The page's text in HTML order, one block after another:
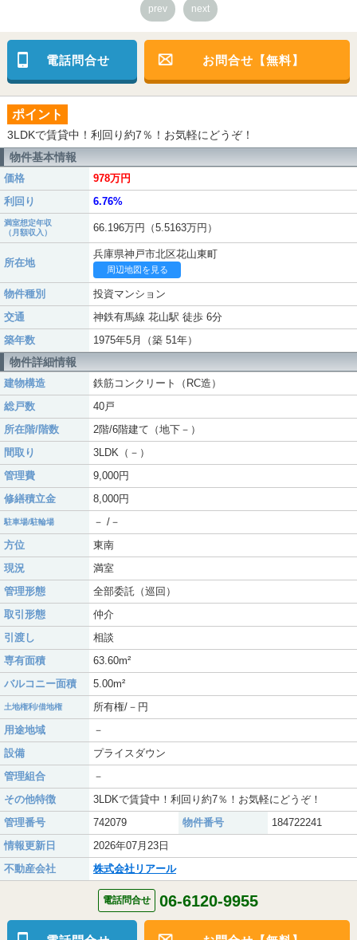
prev next
電話問合せ お問合せ【無料】
ポイント
3LDKで賃貸中！利回り約7％！お気軽にどうぞ！
物件基本情報
価格
978万円
利回り
6.76%
満室想定年収
（月額収入）
66.196万円（5.5163万円）
所在地
兵庫県神戸市北区花山東町
周辺地図を見る
物件種別
投資マンション
交通
神鉄有馬線 花山駅 徒歩 6分
築年数
1975年5月（築 51年）
物件詳細情報
建物構造
鉄筋コンクリート（RC造）
総戸数
40戸
所在階/階数
2階/6階建て（地下－）
間取り
3LDK（－）
管理費
9,000円
修繕積立金
8,000円
駐車場/駐輪場
－ /－
方位
東南
現況
満室
管理形態
全部委託（巡回）
取引形態
仲介
引渡し
相談
専有面積
63.60m²
バルコニー面積
5.00m²
土地権利/借地権
所有権/－円
用途地域
－
設備
プライスダウン
管理組合
－
その他特徴
3LDKで賃貸中！利回り約7％！お気軽にどうぞ！
管理番号
742079 物件番号
184722241
情報更新日
2026年07月23日
不動産会社
株式会社リアール
電話問合せ 06-6120-9955